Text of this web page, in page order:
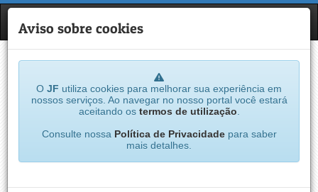
JF
Aviso sobre cookies
O JF utiliza cookies para melhorar sua experiência em
nossos serviços. Ao navegar no nosso portal você estará
aceitando os termos de utilização
Consulte nossa Política de Privacidadepara saber
mais detalhes.